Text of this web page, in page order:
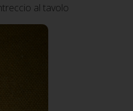
al tavolo